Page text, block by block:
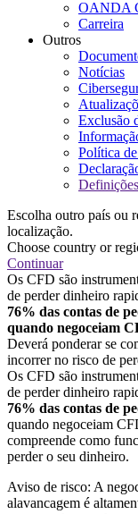
OANDA
Carreira
Outros
Notícias
Exclusão
Política
Escolha outro país ou
localização.
Choose country or
Continuar
Os CFD são
de perder dinheiro
76% das contas de
quando negoceiam
Deverá ponderar se
incorrer no risco de
Os CFD são
de perder dinheiro
76% das contas de
quando negoceiam
compreende como
perder o seu dinheiro.
Aviso de risco: A
alavancagem é